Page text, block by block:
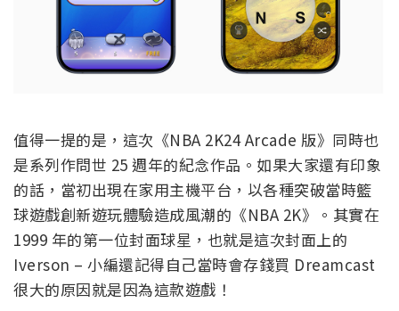
值得一提的是，這次《NBA 2K24 Arcade 版》同時也
是系列作問世 25 週年的紀念作品。如果大家還有印象
的話，當初出現在家用主機平台，以各種突破當時籃
球遊戲創新遊玩體驗造成風潮的《NBA 2K》。其實在
1999 年的第一位封面球星，也就是這次封面上的
Iverson – 小編還記得自己當時會存錢買 Dreamcast
很大的原因就是因為這款遊戲！